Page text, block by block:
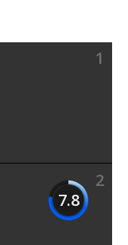
1
2
7.8